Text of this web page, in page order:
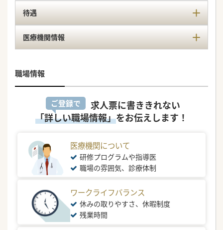
待遇
医療機関情報
職場情報
ご登録で
求人票に書ききれない
「詳しい職場情報」をお伝えします！
医療機関について
研修プログラムや指導医
職場の雰囲気、診療体制
ワークライフバランス
休みの取りやすさ、休暇制度
残業時間